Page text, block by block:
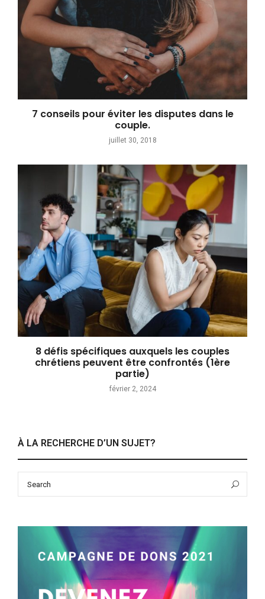
7 conseils pour éviter les disputes dans le
couple.
juillet 30, 2018
8 défis spécifiques auxquels les couples
chrétiens peuvent être confrontés (1ère
partie)
février 2, 2024
À LA RECHERCHE D’UN SUJET?